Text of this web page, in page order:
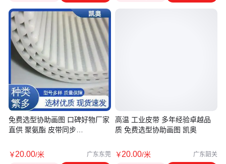
免费选型协助画图 口碑好物厂家
直供 聚氨酯 皮带同步
￥20.00/米 广东东莞
高温 工业皮带 多年经验卓越品
质 免费选型协助画图 凯奥
￥20.00/米 广东韶关